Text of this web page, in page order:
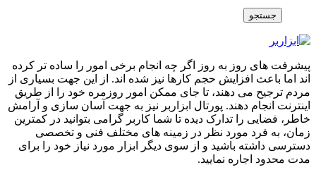
جستجو
پیشرفت های روز به روز اگر چه انجام برخی امور را ساده تر کرده
اند اما باعث افزایش حجم کارها نیز شده اند. از این جهت بسیاری از
مردم ترجیح می دهند، تا جای ممکن امور روزمره خود را از طریق
اینترنت انجام دهند. پورتال ابزاربر نیز به جهت آسان سازی و آرامش
خاطر، فضایی را تدارک دیده تا شما کاربر گرامی بتوانید در کمترین
زمان، به فرد مورد نظر در زمینه های مختلف فنی و تخصصی
دسترسی داشته باشید و از سوی دیگر ابزار مورد نیاز خود را برای
مدت محدود اجاره نمایید.